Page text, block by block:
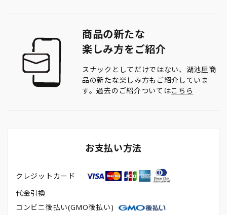
商品の新たな
楽しみ方をご紹介
スナックとしてだけではない、湖池屋商
品の新たな楽しみ方もご紹介していま
す。過去のご紹介ついてはこちら
お支払い方法
クレジットカード
代金引換
コンビニ後払い(GMO後払い)